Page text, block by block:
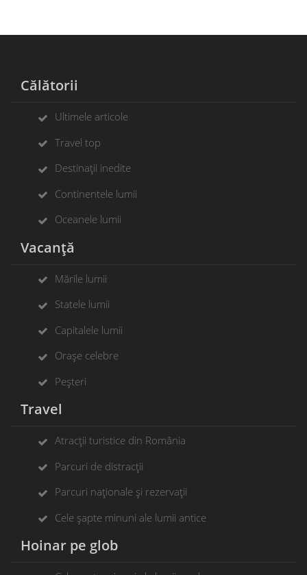
Călătorii
Ultimele articole
Travel top
Destinații inedite
Continentele lumii
Oceanele lumii
Vacanță
Mările lumii
Statele lumii
Capitalele lumii
Orașe celebre
Peșteri
Travel
Atracții turistice din România
Parcuri de distracții
Parcuri naționale și rezervații
Cele șapte minuni ale lumii antice
Hoinar pe glob